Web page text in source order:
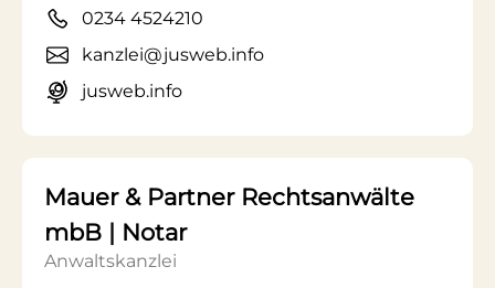
0234 4524210
kanzlei@jusweb.info
jusweb.info
Mauer & Partner Rechtsanwälte
mbB | Notar
Anwaltskanzlei